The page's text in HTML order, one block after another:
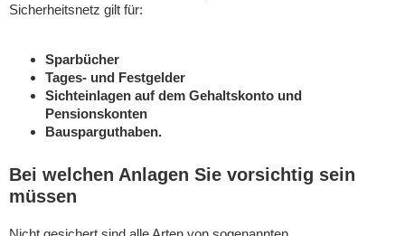
Sicherheitsnetz gilt für:
Sparbücher
Tages- und Festgelder
Sichteinlagen auf dem Gehaltskonto und
Pensionskonten
Bausparguthaben.
Bei welchen Anlagen Sie vorsichtig sein
müssen